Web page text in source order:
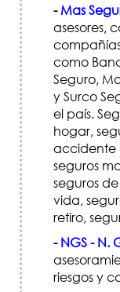
- Mas
asesores,
como
Seguro,
y Surco
el país.
hogar,
accidente
seguros
seguros
vida,
retiro,
- NGS - N.
riesgos y